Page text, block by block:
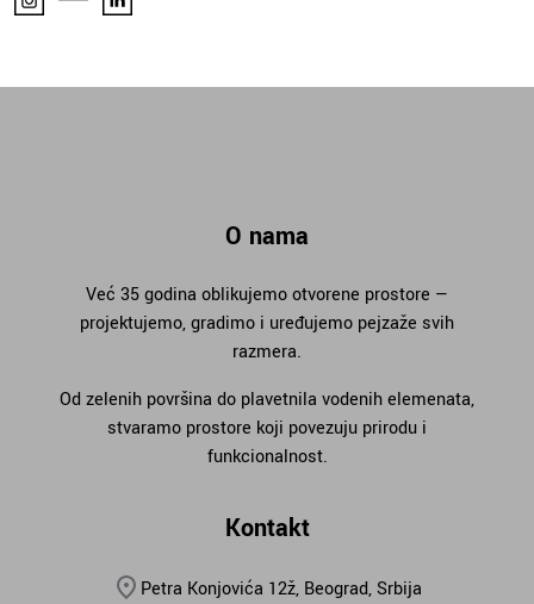
O nama
Već 35 godina oblikujemo otvorene prostore —
projektujemo, gradimo i uređujemo pejzaže svih
razmera.
Od zelenih površina do plavetnila vodenih elemenata,
stvaramo prostore koji povezuju prirodu i
funkcionalnost.
Kontakt
Petra Konjovića 12ž, Beograd, Srbija